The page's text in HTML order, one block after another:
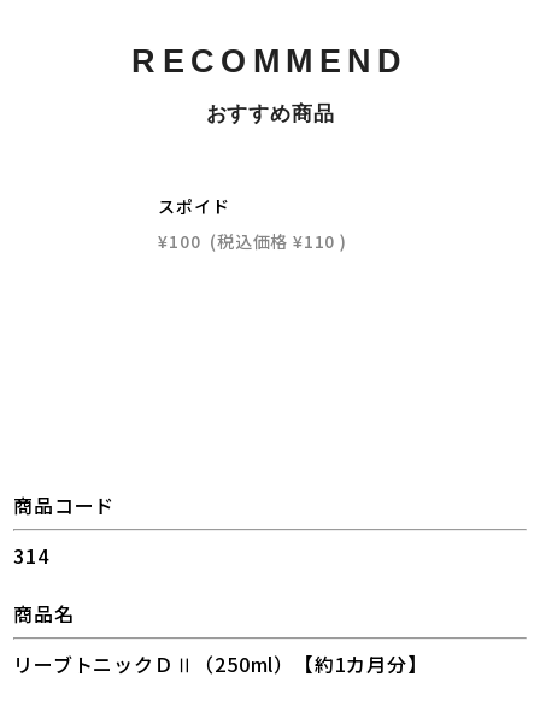
RECOMMEND
おすすめ商品
スポイド
¥100 (税込価格 ¥110 )
商品コード
314
商品名
リーブトニックＤⅡ（250ml）【約1カ月分】